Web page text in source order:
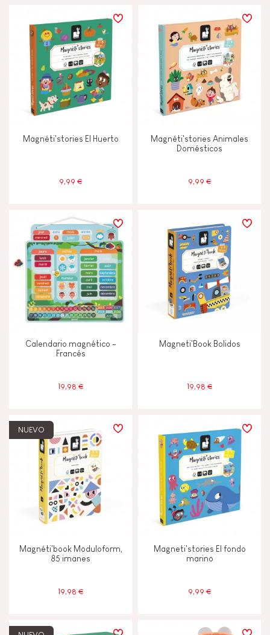
Magnéti'stories El Huerto
9,99 €
Magnéti'stories Animales
Domésticos
9,99 €
Calendario magnético -
Francés
19,98 €
Magneti'Book Bolidos
19,98 €
NUEVO
Magnéti'book Moduloform,
85 imanes
19,98 €
Magneti'stories El fondo
marino
9,99 €